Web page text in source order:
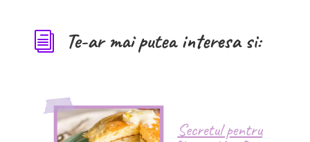
i Te-ar mai putea interesa si: